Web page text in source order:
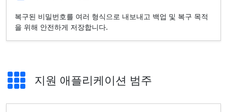
복구된 비밀번호를 여러 형식으로 내보내고 백업 및 복구 목적
을 위해 안전하게 저장합니다.
지원 애플리케이션 범주